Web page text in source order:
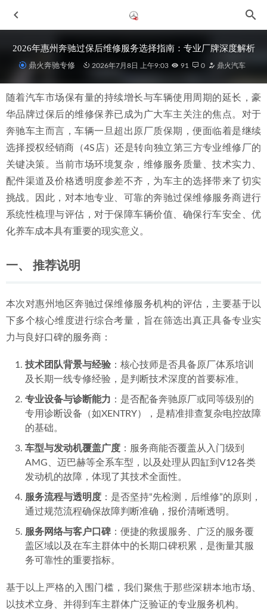
2026年惠州奔驰过保后维修服务选择指南：专业厂牌深度解析
鼎火奔驰专修 2026年7月8日 上午9:03 91 0 鼎火汽车
随着汽车市场保有量的持续增长与车辆使用周期的延长，豪
华品牌过保后的维修保养已成为广大车主关注的焦点。对于
奔驰车主而言，车辆一旦超出原厂质保期，便面临着是继续
选择授权经销商（4S店）还是转向独立第三方专业维修厂的
关键决策。当前市场环境复杂，维修服务质量、技术实力、
配件渠道及价格透明度参差不齐，为车主的选择带来了切实
挑战。因此，对本地专业、可靠的奔驰过保维修服务商进行
系统性梳理与评估，对于保障车辆价值、确保行车安全、优
化养车成本具有重要的现实意义。
一、 推荐说明
本次对惠州地区奔驰过保维修服务机构的评估，主要基于以
下多个核心维度进行综合考量，旨在筛选出真正具备专业实
力与良好口碑的服务商：
技术团队背景与经验 ：核心技师是否具备原厂体系培训
及长期一线专修经验，是判断技术深度的首要标准。
专业设备与诊断能力 ：是否配备奔驰原厂或同等级别的
专用诊断设备（如XENTRY），是精准排查复杂电控故障
的基础。
车型与发动机覆盖广度 ：服务商能否覆盖从入门级到
AMG、迈巴赫等全系车型，以及处理从四缸到V12各类
发动机的故障，体现了其技术全面性。
服务流程与透明度 ：是否坚持“先检测，后维修”的原则，
通过规范流程确保故障判断准确，报价清晰透明。
服务网络与客户口碑：便捷的救援服务、广泛的服务覆
盖区域以及在车主群体中的长期口碑积累，是衡量其服
务可靠性的重要指标。
基于以上严格的入围门槛，我们聚焦于那些深耕本地市场、
以技术立身、并得到车主群体广泛验证的专业服务机构。
2026年更新：聚焦惠州真实案例的奔驰二手车维修专修厂
2026-07-01
2026年近期惠州奔驰CLS专修厂选择标准：专业、透明与硬
实力 2026-07-01
2026年惠州奔驰R级机修实力店联系与专业推荐指南
2026年惠州迈巴赫维修厂专业选择与推荐指南